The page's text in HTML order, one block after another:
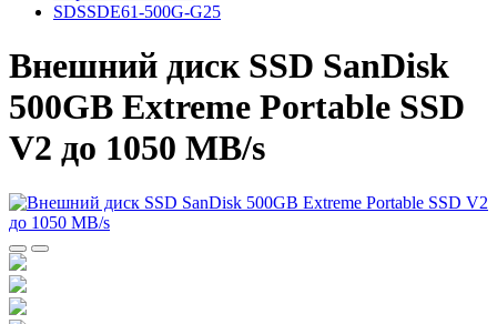
SDSSDE61-500G-G25
Внешний диск SSD SanDisk
500GB Extreme Portable SSD
V2 до 1050 MB/s